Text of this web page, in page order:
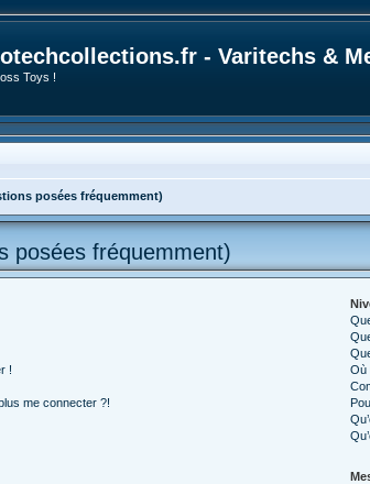
- Varitechs &
Toys !
posées fréquemment)
posées fréquemment)
!
me connecter ?!
Où